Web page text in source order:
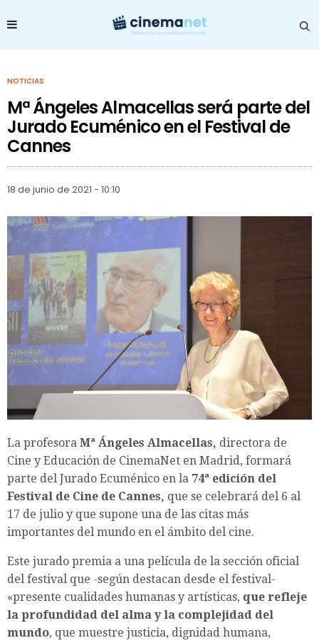
NOTICIAS
Mª Ángeles Almacellas será parte del
Jurado Ecuménico en el Festival de
Cannes
18 de junio de 2021 - 10:10
La profesora Mª Ángeles Almacellas, directora de
Cine y Educación de CinemaNet en Madrid, formará
parte del Jurado Ecuménico en la 74ª edición del
Festival de Cine de Cannes, que se celebrará del 6 al
17 de julio y que supone una de las citas más
importantes del mundo en el ámbito del cine.
Este jurado premia a una película de la sección oficial
del festival que -según destacan desde el festival-
«presente cualidades humanas y artísticas, que refleje
la profundidad del alma y la complejidad del
mundo, que muestre justicia, dignidad humana,